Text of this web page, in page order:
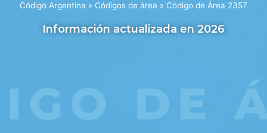
Código Argentina » Códigos de área » Código de Área 2357
Información actualizada en 2026